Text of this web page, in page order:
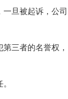
旦被起诉，公司
三者的名誉权，